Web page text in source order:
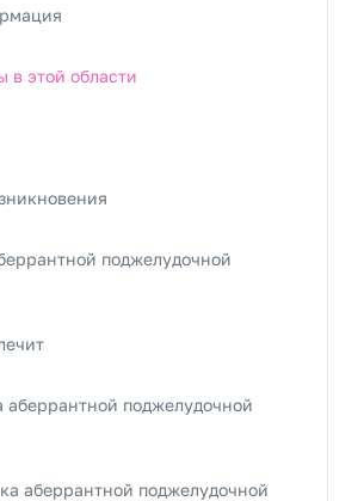
в этой области
поджелудочной
аберрантной поджелудочной
аберрантной поджелудочной